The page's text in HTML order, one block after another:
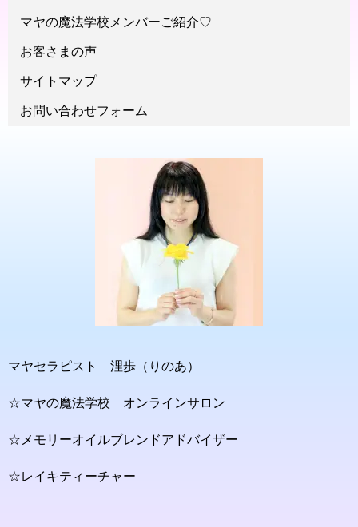
マヤの魔法学校メンバーご紹介♡
お客さまの声
サイトマップ
お問い合わせフォーム
マヤセラピスト 浬歩（りのあ）
☆マヤの魔法学校 オンラインサロン
☆メモリーオイルブレンドアドバイザー
☆レイキティーチャー